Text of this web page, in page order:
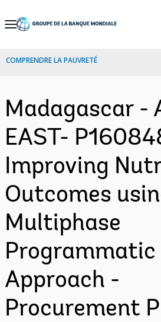
Skip
Navigation
COMPRENDRE LA PAUVRETÉ
Madagascar -
EAST-
Improving
Outcomes
Multiphase
Programmatic
Approach -
Procurement